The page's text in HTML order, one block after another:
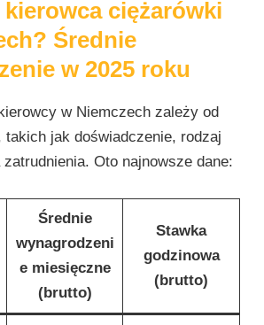
kierowca ciężarówki
Średnie
w 2025 roku
w Niemczech zależy od
takich jak doświadczenie, rodzaj
Oto najnowsze dane:
Średnie
wynagrodzeni
e miesięczne
(brutto)
Stawka
godzinowa
(brutto)